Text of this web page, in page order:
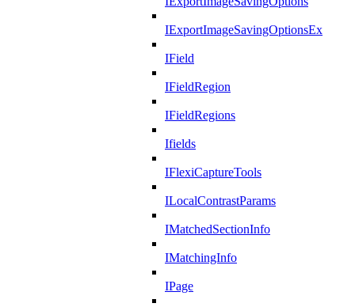
IExportImageSavingOptionsEx
IField
IFieldRegion
IFieldRegions
Ifields
IFlexiCaptureTools
ILocalContrastParams
IMatchedSectionInfo
IMatchingInfo
IPage